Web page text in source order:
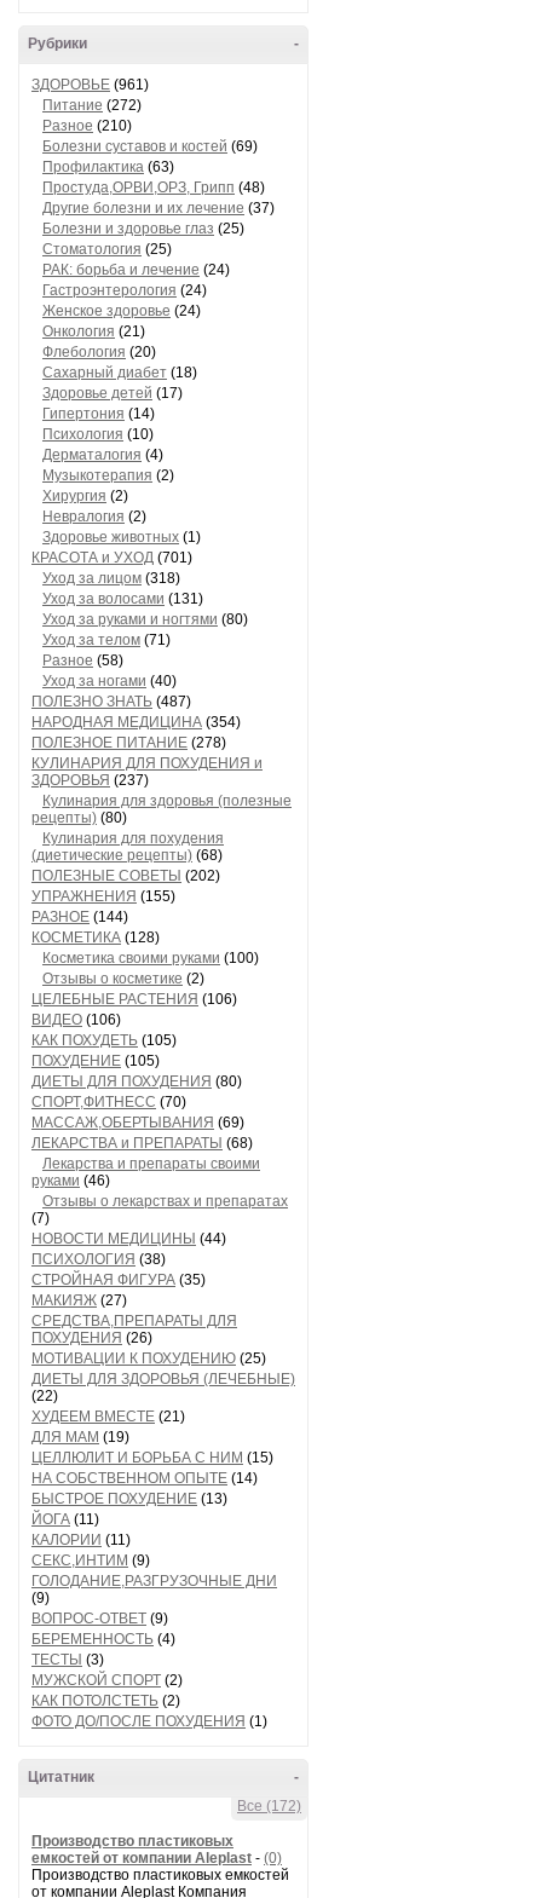
-
Рубрики
ЗДОРОВЬЕ (961)
Питание (272)
Разное (210)
Болезни суставов и костей (69)
Профилактика (63)
Простуда,ОРВИ,ОРЗ, Грипп (48)
Другие болезни и их лечение (37)
Болезни и здоровье глаз (25)
Стоматология (25)
РАК: борьба и лечение (24)
Гастроэнтерология (24)
Женское здоровье (24)
Онкология (21)
Флебология (20)
Сахарный диабет (18)
Здоровье детей (17)
Гипертония (14)
Психология (10)
Дерматалогия (4)
Музыкотерапия (2)
Хирургия (2)
Невралогия (2)
Здоровье животных (1)
КРАСОТА и УХОД (701)
Уход за лицом (318)
Уход за волосами (131)
Уход за руками и ногтями (80)
Уход за телом (71)
Разное (58)
Уход за ногами (40)
ПОЛЕЗНО ЗНАТЬ (487)
НАРОДНАЯ МЕДИЦИНА (354)
ПОЛЕЗНОЕ ПИТАНИЕ (278)
КУЛИНАРИЯ ДЛЯ ПОХУДЕНИЯ и
ЗДОРОВЬЯ (237)
Кулинария для здоровья (полезные
рецепты) (80)
Кулинария для похудения
(диетические рецепты) (68)
ПОЛЕЗНЫЕ СОВЕТЫ (202)
УПРАЖНЕНИЯ (155)
РАЗНОЕ (144)
КОСМЕТИКА (128)
Косметика своими руками (100)
Отзывы о косметике (2)
ЦЕЛЕБНЫЕ РАСТЕНИЯ (106)
ВИДЕО (106)
КАК ПОХУДЕТЬ (105)
ПОХУДЕНИЕ (105)
ДИЕТЫ ДЛЯ ПОХУДЕНИЯ (80)
СПОРТ,ФИТНЕСС (70)
МАССАЖ,ОБЕРТЫВАНИЯ (69)
ЛЕКАРСТВА и ПРЕПАРАТЫ (68)
Лекарства и препараты своими
руками (46)
Отзывы о лекарствах и препаратах
(7)
НОВОСТИ МЕДИЦИНЫ (44)
ПСИХОЛОГИЯ (38)
СТРОЙНАЯ ФИГУРА (35)
МАКИЯЖ (27)
СРЕДСТВА,ПРЕПАРАТЫ ДЛЯ
ПОХУДЕНИЯ (26)
МОТИВАЦИИ К ПОХУДЕНИЮ (25)
ДИЕТЫ ДЛЯ ЗДОРОВЬЯ (ЛЕЧЕБНЫЕ)
(22)
ХУДЕЕМ ВМЕСТЕ (21)
ДЛЯ МАМ (19)
ЦЕЛЛЮЛИТ И БОРЬБА С НИМ (15)
НА СОБСТВЕННОМ ОПЫТЕ (14)
БЫСТРОЕ ПОХУДЕНИЕ (13)
ЙОГА (11)
КАЛОРИИ (11)
СЕКС,ИНТИМ (9)
ГОЛОДАНИЕ,РАЗГРУЗОЧНЫЕ ДНИ
(9)
ВОПРОС-ОТВЕТ (9)
БЕРЕМЕННОСТЬ (4)
ТЕСТЫ (3)
МУЖСКОЙ СПОРТ (2)
КАК ПОТОЛСТЕТЬ (2)
ФОТО ДО/ПОСЛЕ ПОХУДЕНИЯ (1)
-
Цитатник
Все (172)
Производство пластиковых
емкостей от компании Aleplast - (0)
Производство пластиковых емкостей
от компании Aleplast Компания